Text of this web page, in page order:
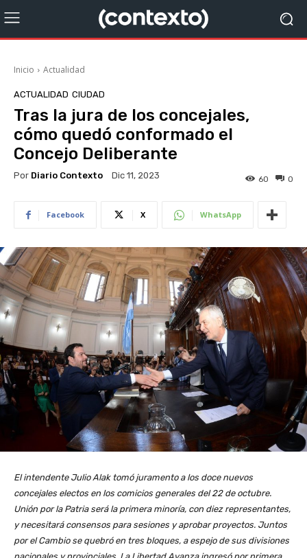
Inicio Actualidad
ACTUALIDAD CIUDAD
Tras la jura de los concejales,
cómo quedó conformado el
Concejo Deliberante
Por Diario Contexto Dic 11, 2023 0
60
Facebook X WhatsApp
El intendente Julio Alak tomó juramento a los doce nuevos
concejales electos en los comicios generales del 22 de octubre.
Unión por la Patria será la primera minoría, con diez representantes,
y necesitará consensos para sesiones y aprobar proyectos. Juntos
por el Cambio se quebró en tres bloques, a espejo de sus divisiones